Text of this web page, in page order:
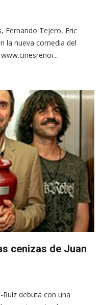
Fernando Tejero, Eric
la nueva comedia del
cenizas de Juan
Ruiz debuta con una